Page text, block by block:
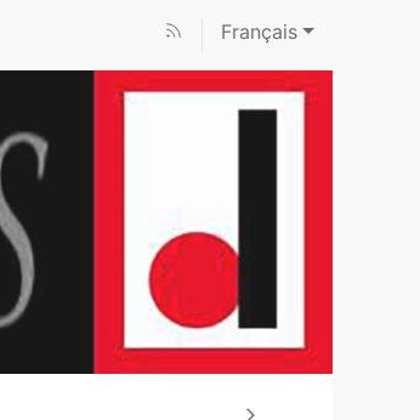
Français